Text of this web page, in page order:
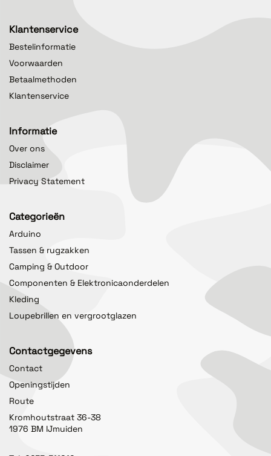
Klantenservice
Bestelinformatie
Voorwaarden
Betaalmethoden
Klantenservice
Informatie
Over ons
Disclaimer
Privacy Statement
Categorieën
Arduino
Tassen & rugzakken
Camping & Outdoor
Componenten & Elektronicaonderdelen
Kleding
Loupebrillen en vergrootglazen
Contactgegevens
Contact
Openingstijden
Route
Kromhoutstraat 36-38
1976 BM IJmuiden